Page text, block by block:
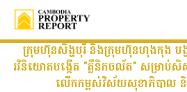
ក្រុមហ៊ុនសិង្ហបុរី និងក្រុមហ៊ុនហុងកុង បង្
រវិនិយោគបង្កើត "គ្លីនិកចល័ត" សម្រាប់សិ
លើកកម្ពស់វិស័យសុខាភិបាល និ